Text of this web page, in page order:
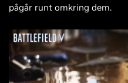
pågår runt omkring dem.